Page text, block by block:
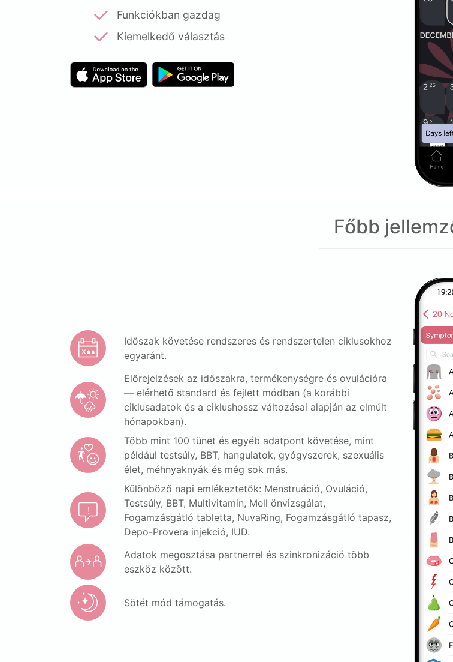
Funkciókban gazdag
Kiemelkedő választás
Főbb
Időszak követése rendszeres és rendszertelen ciklusokhoz
egyaránt.
Előrejelzések az időszakra, termékenységre és ovulációra
— elérhető standard és fejlett módban (a korábbi
ciklusadatok és a ciklushossz változásai alapján az elmúlt
hónapokban).
Több mint 100 tünet és egyéb adatpont követése, mint
például testsúly, BBT, hangulatok, gyógyszerek, szexuális
élet, méhnyaknyák és még sok más.
Különböző napi emlékeztetők: Menstruáció, Ovuláció,
Testsúly, BBT, Multivitamin, Mell önvizsgálat,
Fogamzásgátló tabletta, NuvaRing, Fogamzásgátló tapasz,
Depo-Provera injekció, IUD.
Adatok megosztása partnerrel és szinkronizáció több
eszköz között.
Sötét mód támogatás.